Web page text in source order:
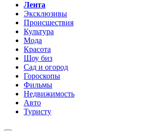
Лента
Эксклюзивы
Происшествия
Культура
Мода
Красота
Шоу биз
Сад и огород
Гороскопы
Фильмы
Недвижимость
Авто
Туристу